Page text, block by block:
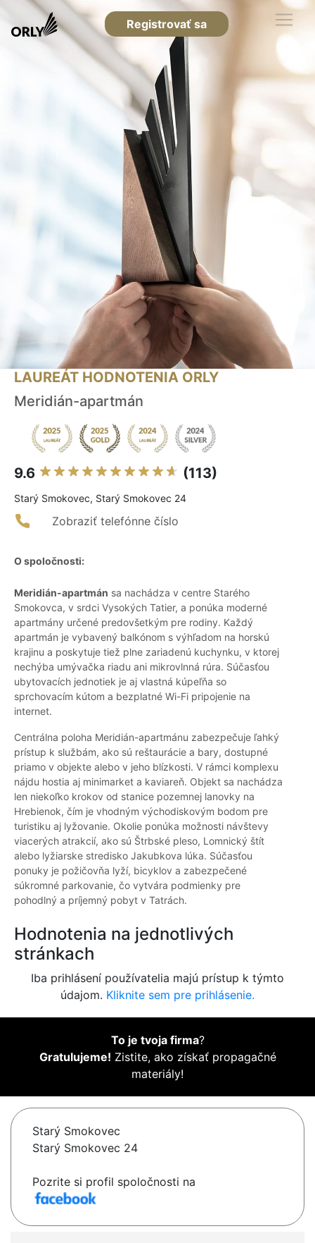
Registrovať sa
LAUREÁT HODNOTENIA ORLY
Meridián-apartmán
9.6 (113)
Starý Smokovec, Starý Smokovec 24
Zobraziť telefónne číslo
O spoločnosti:
Meridián-apartmán sa nachádza v centre Starého
Smokovca, v srdci Vysokých Tatier, a ponúka moderné
apartmány určené predovšetkým pre rodiny. Každý
apartmán je vybavený balkónom s výhľadom na horskú
krajinu a poskytuje tiež plne zariadenú kuchynku, v ktorej
nechýba umývačka riadu ani mikrovlnná rúra. Súčasťou
ubytovacích jednotiek je aj vlastná kúpeľňa so
sprchovacím kútom a bezplatné Wi-Fi pripojenie na
internet.
Centrálna poloha Meridián-apartmánu zabezpečuje ľahký
prístup k službám, ako sú reštaurácie a bary, dostupné
priamo v objekte alebo v jeho blízkosti. V rámci komplexu
nájdu hostia aj minimarket a kaviareň. Objekt sa nachádza
len niekoľko krokov od stanice pozemnej lanovky na
Hrebienok, čím je vhodným východiskovým bodom pre
turistiku aj lyžovanie. Okolie ponúka možnosti návštevy
viacerých atrakcií, ako sú Štrbské pleso, Lomnický štít
alebo lyžiarske stredisko Jakubkova lúka. Súčasťou
ponuky je požičovňa lyží, bicyklov a zabezpečené
súkromné parkovanie, čo vytvára podmienky pre
pohodlný a príjemný pobyt v Tatrách.
Hodnotenia na jednotlivých
stránkach
Iba prihlásení používatelia majú prístup k týmto
údajom. Kliknite sem pre prihlásenie.
To je tvoja firma?
Gratulujeme! Zistite, ako získať propagačné
materiály!
Starý Smokovec
Starý Smokovec 24
Pozrite si profil spoločnosti na